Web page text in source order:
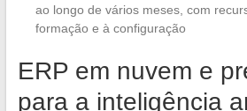
ao longo de vários meses, com
formação e à configuração
ERP em nuvem e
para a inteligência